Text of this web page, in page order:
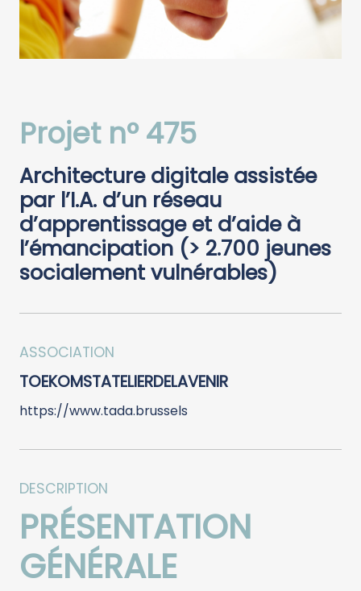
Projet n° 475
Architecture digitale assistée
par l’I.A. d’un réseau
d’apprentissage et d’aide à
l’émancipation (> 2.700 jeunes
socialement vulnérables)
ASSOCIATION
TOEKOMSTATELIERDELAVENIR
https://www.tada.brussels
DESCRIPTION
PRÉSENTATION
GÉNÉRALE